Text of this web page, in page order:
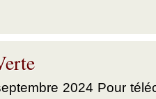
2024 Pour